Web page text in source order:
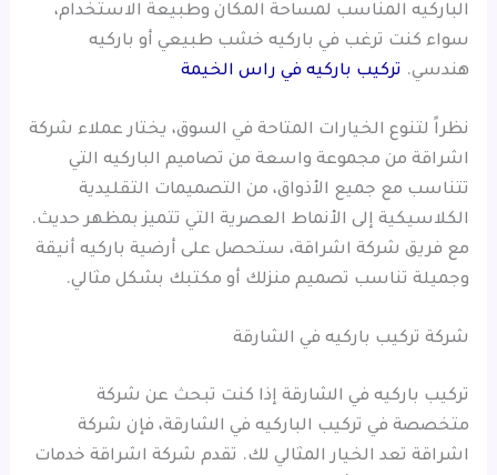
الباركيه المناسب لمساحة المكان وطبيعة الاستخدام،
سواء كنت ترغب في باركيه خشب طبيعي أو باركيه
هندسي. تركيب باركيه في راس الخيمة
نظراً لتنوع الخيارات المتاحة في السوق، يختار عملاء شركة
اشراقة من مجموعة واسعة من تصاميم الباركيه التي
تتناسب مع جميع الأذواق، من التصميمات التقليدية
الكلاسيكية إلى الأنماط العصرية التي تتميز بمظهر حديث.
مع فريق شركة اشراقة، ستحصل على أرضية باركيه أنيقة
وجميلة تناسب تصميم منزلك أو مكتبك بشكل مثالي.
شركة تركيب باركيه في الشارقة
تركيب باركيه في الشارقة إذا كنت تبحث عن شركة
متخصصة في تركيب الباركيه في الشارقة، فإن شركة
اشراقة تعد الخيار المثالي لك. تقدم شركة اشراقة خدمات